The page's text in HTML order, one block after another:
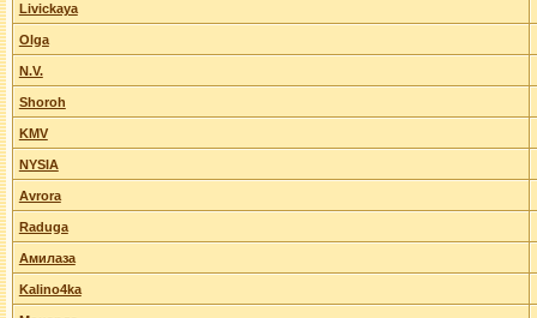
Livickaya
Olga
N.V.
Shoroh
KMV
NYSIA
Avrora
Raduga
Амилаза
Kalino4ka